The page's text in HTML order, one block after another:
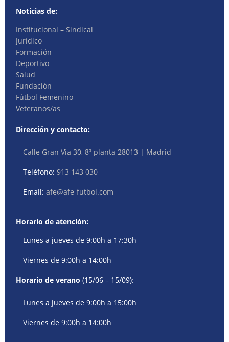
Noticias de:
Institucional – Sindical
Jurídico
Formación
Deportivo
Salud
Fundación
Fútbol Femenino
Veteranos/as
Dirección y contacto:
Calle Gran Vía 30, 8ª planta 28013 | Madrid
Teléfono:913 143 030
Email:afe@afe-futbol.com
Horario de atención:
Lunes a jueves de 9:00h a 17:30h
Viernes de 9:00h a 14:00h
Horario de verano (15/06 – 15/09):
Lunes a jueves de 9:00h a 15:00h
Viernes de 9:00h a 14:00h